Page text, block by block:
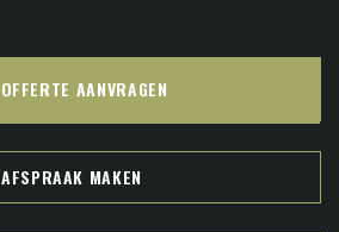
OFFERTE AANVRAGEN
AFSPRAAK MAKEN